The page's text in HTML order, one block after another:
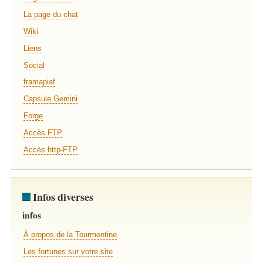
La page du chat
Wiki
Liens
Social
framapiaf
Capsule Gemini
Forge
Accès FTP
Accès http-FTP
Infos diverses
infos
À propos de la Tourmentine
Les fortunes sur votre site